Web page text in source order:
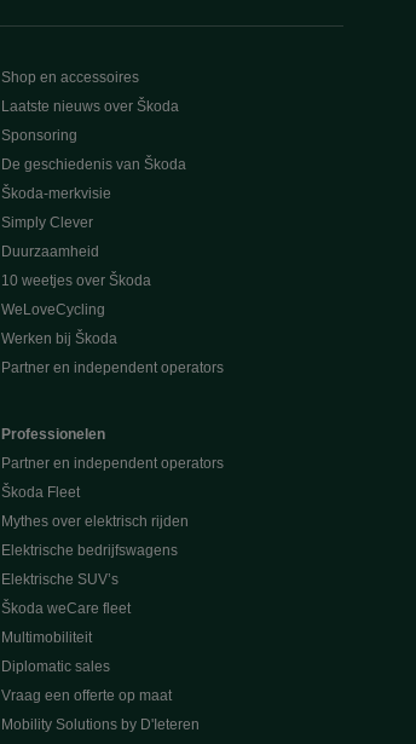
Shop en accessoires
Laatste nieuws over Škoda
Sponsoring
De geschiedenis van Škoda
Škoda-merkvisie
Simply Clever
Duurzaamheid
10 weetjes over Škoda
WeLoveCycling
Werken bij Škoda
Partner en independent operators
Professionelen
Partner en independent operators
Škoda Fleet
Mythes over elektrisch rijden
Elektrische bedrijfswagens
Elektrische SUV’s
Škoda weCare fleet
Multimobiliteit
Diplomatic sales
Vraag een offerte op maat
Mobility Solutions by D'Ieteren